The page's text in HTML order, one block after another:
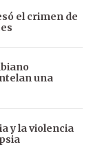
el crimen de
una
y la violencia